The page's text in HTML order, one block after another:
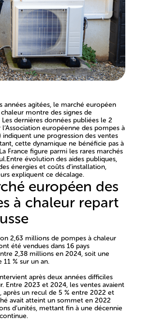
années agitées, le marché européen
montre des signes de
dernières données publiées le 2
européenne des pompes à
indiquent une progression des ventes
cette dynamique ne bénéficie pas à
France figure parmi les rares marchés
évolution des aides publiques,
énergies et coûts d’installation,
expliquent ce décalage.
européen des
à chaleur repart
2,63 millions de pompes à chaleur
été vendues dans 16 pays
2,38 millions en 2024, soit une
11 % sur un an.
après deux années difficiles
Entre 2023 et 2024, les ventes avaient
, après un recul de 5 % entre 2022 et
avait atteint un sommet en 2022
d’unités, mettant fin à une décennie